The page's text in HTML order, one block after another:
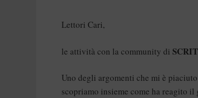
Lettori Cari,
le attività con la community di
Uno degli argomenti che mi è
scopriamo insieme come ha reagito il